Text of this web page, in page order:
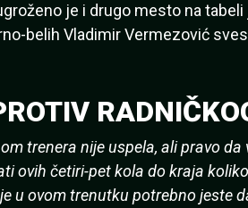
je i drugo mesto na
belih Vladimir Vermezović
trenera nije uspela, ali pravo da
ovih četiri-pet kola do kraja
u ovom trenutku potrebno jeste